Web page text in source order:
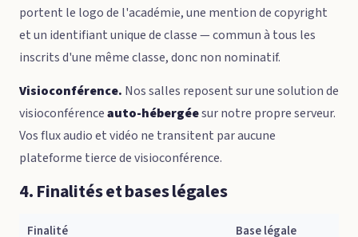
portent le logo de l'académie, une mention de copyright
et un identifiant unique de classe — commun à tous les
inscrits d'une même classe, donc non nominatif.
Visioconférence. Nos salles reposent sur une solution de
visioconférenceauto-hébergéesur notre propre serveur.
Vos flux audio et vidéo ne transitent par aucune
plateforme tierce de visioconférence.
4. Finalités et bases légales
Finalité Base légale